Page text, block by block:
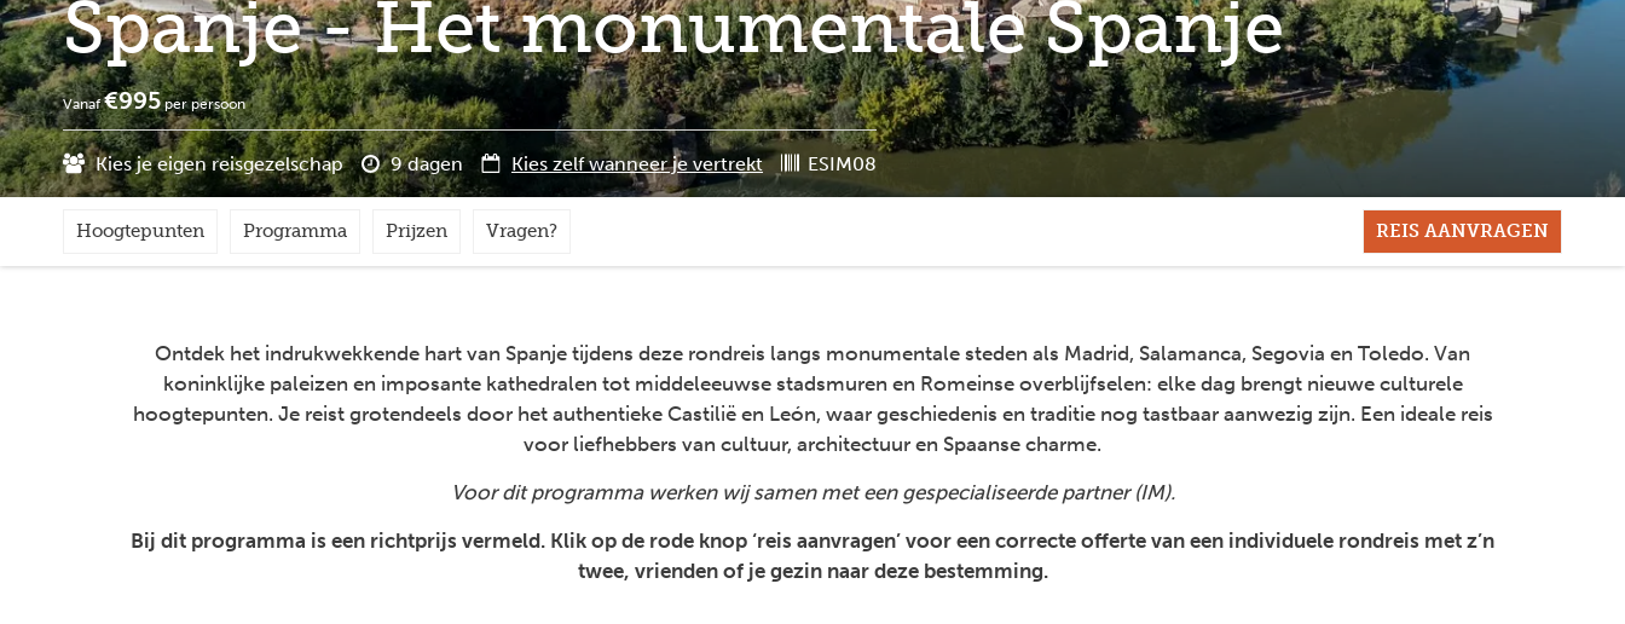
Spanje - Het monumentale Spanje
Vanaf€995per persoon
Kies je eigen reisgezelschap 9 dagen Kies zelf wanneer je vertrekt ESIM08
Hoogtepunten Programma Prijzen Vragen? REIS AANVRAGEN
Ontdek het indrukwekkende hart van Spanje tijdens deze rondreis langs monumentale steden als Madrid, Salamanca, Segovia en Toledo. Van
koninklijke paleizen en imposante kathedralen tot middeleeuwse stadsmuren en Romeinse overblijfselen: elke dag brengt nieuwe culturele
hoogtepunten. Je reist grotendeels door het authentieke Castilië en León, waar geschiedenis en traditie nog tastbaar aanwezig zijn. Een ideale reis
voor liefhebbers van cultuur, architectuur en Spaanse charme.
Voor dit programma werken wij samen met een gespecialiseerde partner (IM).
Bij dit programma is een richtprijs vermeld. Klik op de rode knop ‘reis aanvragen’ voor een correcte offerte van een individuele rondreis met z’n
twee, vrienden of je gezin naar deze bestemming.